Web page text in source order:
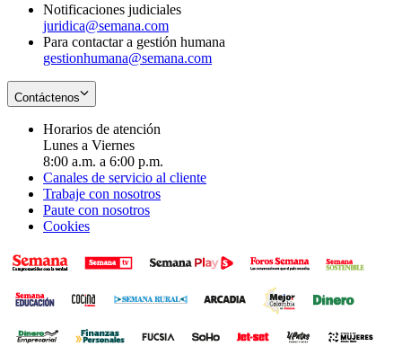
Notificaciones judiciales
juridica@semana.com
Para contactar a gestión humana
gestionhumana@semana.com
Contáctenos
Horarios de atención
Lunes a Viernes
8:00 a.m. a 6:00 p.m.
Canales de servicio al cliente
Trabaje con nosotros
Paute con nosotros
Cookies